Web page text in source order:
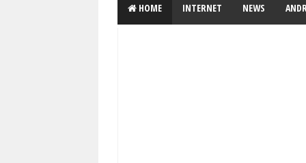
HOME INTERNET NEWS